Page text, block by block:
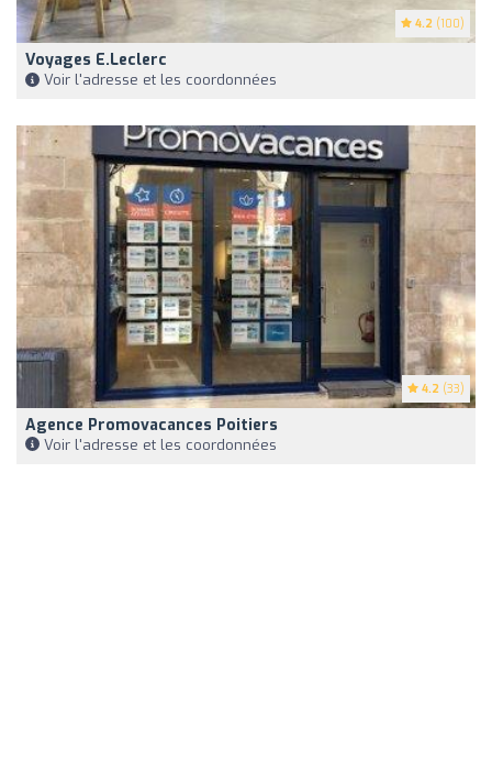
4.2 (100)
Voyages E.Leclerc
Voir l'adresse et les coordonnées
4.2 (33)
Agence Promovacances Poitiers
Voir l'adresse et les coordonnées